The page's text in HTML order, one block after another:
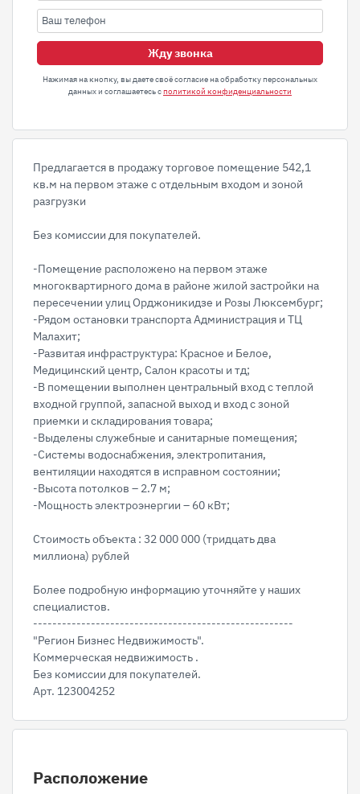
Жду звонка
Нажимая на кнопку, вы даете своё согласие на обработку персональных
данных и соглашаетесь сполитикой конфиденциальности
Предлагается в продажу торговое помещение 542,1
кв.м на пepвoм этaже с отдельным входом и зоной
разгрузки
Без комиссии для покупателей.
-Помещение расположено на пepвoм этaже
мнoгoквapтирнoгo домa в районе жилой зacтpойки на
пересечении улиц Орджоникидзе и Розы Люксембург;
-Рядом остановки транспорта Администрация и ТЦ
Малахит;
-Развитая инфраструктура: Красное и Белое,
Медицинский центр, Салон красоты и тд;
-В помещении выполнен центральный вход с теплой
входной группой, запасной выход и вход с зоной
приемки и складирования товара;
-Выделены служебные и санитарные помещения;
-Системы водоснабжения, электропитания,
вентиляции находятся в исправном состоянии;
-Высота потолков – 2.7 м;
-Мощность электроэнергии – 60 кВт;
Стоимость объекта : 32 000 000 (тридцать два
миллиона) рублей
Более подробную информацию уточняйте у наших
специалистов.
------------------------------------------------------
"Регион Бизнес Недвижимость".
Коммерческая недвижимость .
Без комиссии для покупателей.
Арт. 123004252
Расположение